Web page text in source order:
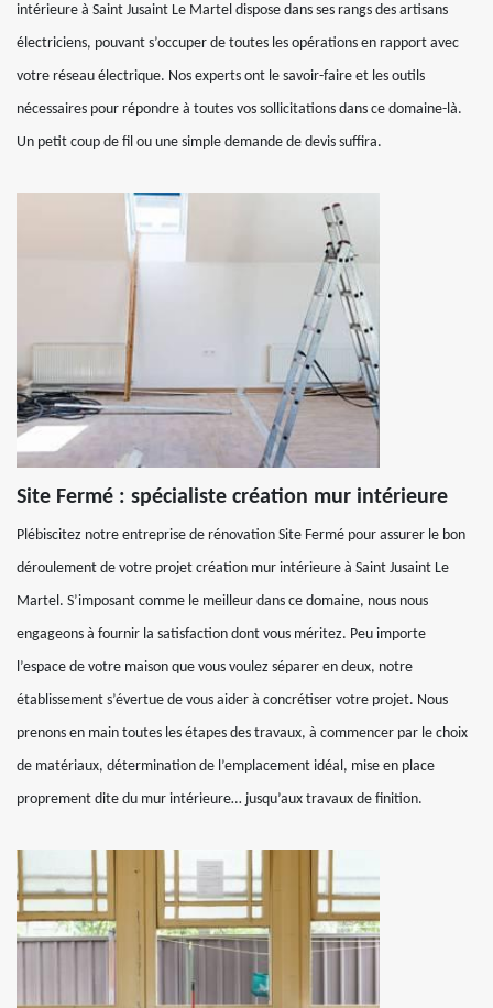
intérieure à Saint Jusaint Le Martel dispose dans ses rangs des artisans
électriciens, pouvant s’occuper de toutes les opérations en rapport avec
votre réseau électrique. Nos experts ont le savoir-faire et les outils
nécessaires pour répondre à toutes vos sollicitations dans ce domaine-là.
Un petit coup de fil ou une simple demande de devis suffira.
Site Fermé : spécialiste création mur intérieure
Plébiscitez notre entreprise de rénovation Site Fermé pour assurer le bon
déroulement de votre projet création mur intérieure à Saint Jusaint Le
Martel. S’imposant comme le meilleur dans ce domaine, nous nous
engageons à fournir la satisfaction dont vous méritez. Peu importe
l’espace de votre maison que vous voulez séparer en deux, notre
établissement s’évertue de vous aider à concrétiser votre projet. Nous
prenons en main toutes les étapes des travaux, à commencer par le choix
de matériaux, détermination de l’emplacement idéal, mise en place
proprement dite du mur intérieure… jusqu’aux travaux de finition.